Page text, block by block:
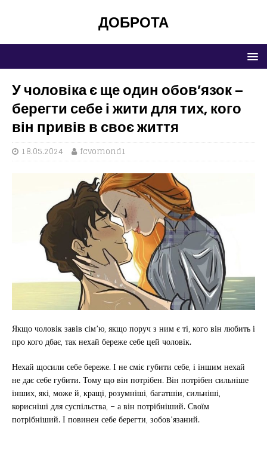
ДОБРОТА
У чоловіка є ще один обов’язок –
берегти себе і жити для тих, кого
він привів в своє життя
18.05.2024 fcvomond1
Якщо чоловік завів сім’ю, якщо поруч з ним є ті, кого він любить і
про кого дбає, так нехай береже себе цей чоловік.
Нехай щосили себе береже. І не сміє губити себе, і іншим нехай
не дає себе губити. Тому що він потрібен. Він потрібен сильніше
інших, які, може й, кращі, розумніші, багатшіи, сильніші,
корисніші для суспільства, – а він потрібніший. Своїм
потрібніший. І повинен себе берегти, зобов’язаний.